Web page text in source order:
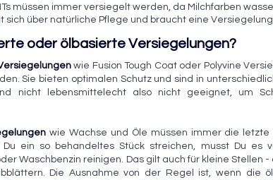
müssen immer versiegelt werden, da Milchfarben
sich über natürliche Pflege und braucht eine
oder ölbasierte Versiegelungen?
wie Fusion Tough Coat oder Polyvine
Sie bieten optimalen Schutz und sind in
nicht lebensmittelecht also nicht geeignet, um
wie Wachse und Öle müssen immer die
Du ein so behandeltes Stück streichen, musst Du es
Waschbenzin reinigen. Das gilt auch für kleine Stellen
Die Ausnahme von der Regel ist, wenn die